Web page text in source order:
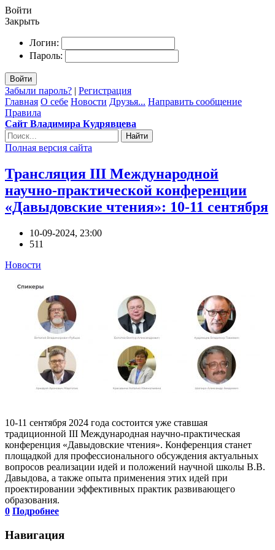
Войти
Закрыть
Логин:
Пароль:
Войти
Забыли пароль? | Регистрация
Главная О себе Новости Друзья... Направить сообщение
Правила
Сайт Владимира Кудрявцева
Найти
Полная версия сайта
Трансляция III Международной
научно-практической конференции
«Давыдовские чтения»: 10-11 сентября
10-09-2024, 23:00
511
Новости
10-11 сентября 2024 года состоится уже ставшая
традиционной III Международная научно-практическая
конференция «Давыдовские чтения». Конференция станет
площадкой для профессионального обсуждения актуальных
вопросов реализации идей и положений научной школы В.В.
Давыдова, а также опыта применения этих идей при
проектировании эффективных практик развивающего
образования.
0 Подробнее
Навигация